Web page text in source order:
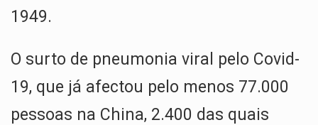
1949.
O surto de pneumonia viral pelo Covid-
19, que já afectou pelo menos 77.000
pessoas na China, 2.400 das quais